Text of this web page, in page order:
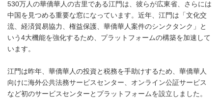
530万人の華僑華人の古里である江門は、彼らが広東省、さらには
中国を見つめる重要な窓になっています。近年、江門は「文化交
流、経済貿易協力、権益保護、華僑華人案件のシンクタンク」と
いう4大機能を強化するため、プラットフォームの構築を加速して
います。
江門は昨年、華僑華人の投資と税務を手助けするため、華僑華人
向けに海外公共法務サービスセンター、オンライン公証サービス
など初のサービスセンターとプラットフォームを設立しました。